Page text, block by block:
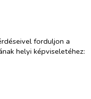
forduljon a
helyi képviseletéhez: